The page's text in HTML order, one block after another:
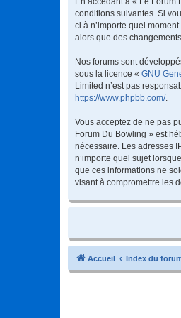
conditions suivantes. Si
ci à n’importe quel
alors que des
Nos forums sont
sous la licence « GNU
Limited n’est pas
https://www.phpbb.com/.
Vous acceptez de ne pas
Forum Du Bowling » est
nécessaire. Les adresses
n’importe quel sujet
que ces informations ne
visant à compromettre les
Accueil Index du